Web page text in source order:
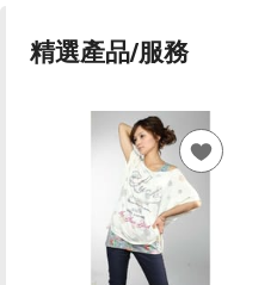
精選產品/服務